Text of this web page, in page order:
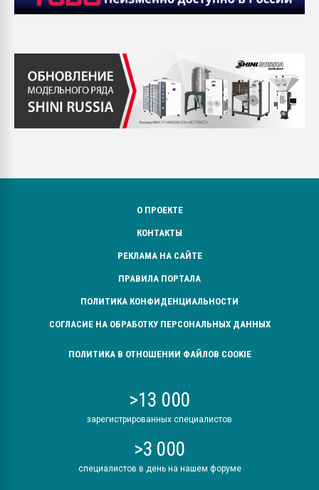
О ПРОЕКТЕ
КОНТАКТЫ
РЕКЛАМА НА САЙТЕ
ПРАВИЛА ПОРТАЛА
ПОЛИТИКА КОНФИДЕНЦИАЛЬНОСТИ
СОГЛАСИЕ НА ОБРАБОТКУ ПЕРСОНАЛЬНЫХ ДАННЫХ
ПОЛИТИКА В ОТНОШЕНИИ ФАЙЛОВ COOKIE
>13 000
зарегистрированных специалистов
>3 000
специалистов в день на нашем форуме